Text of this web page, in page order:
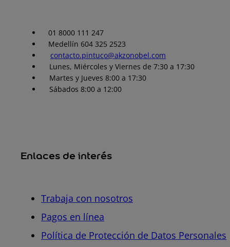
01 8000 111 247
Medellín 604 325 2523
contacto.pintuco@akzonobel.com
Lunes, Miércoles y Viernes de 7:30 a 17:30
Martes y Jueves 8:00 a 17:30
Sábados 8:00 a 12:00
Enlaces de interés
Trabaja con nosotros
Pagos en línea
Política de Protección de Datos Personales